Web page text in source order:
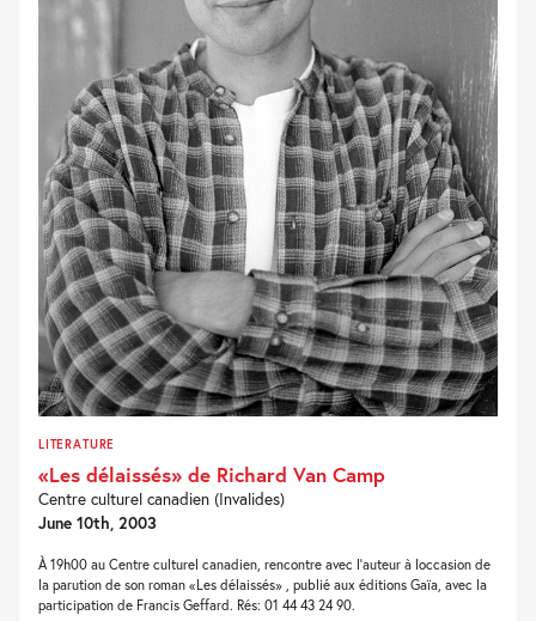
LITERATURE
«Les délaissés» de Richard Van Camp
Centre culturel canadien (Invalides)
June 10th, 2003
À 19h00 au Centre culturel canadien, rencontre avec l'auteur à loccasion de
la parution de son roman «Les délaissés» , publié aux éditions Gaïa, avec la
participation de Francis Geffard. Rés: 01 44 43 24 90.